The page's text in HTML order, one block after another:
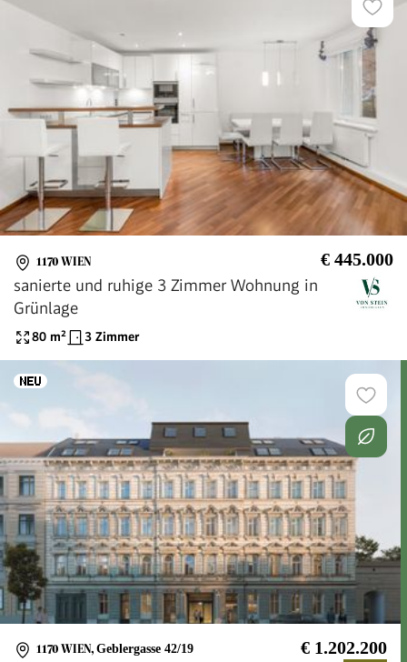
1170 WIEN € 445.000
sanierte und ruhige 3 Zimmer Wohnung in
Grünlage
80 m² 3 Zimmer
1170 WIEN, Geblergasse 42/19 € 1.202.200